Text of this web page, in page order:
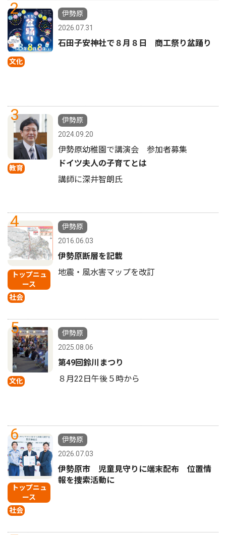
2
文化
伊勢原
2026.07.31
石田子安神社で８月８日 商工祭り盆踊り
3
教育
伊勢原
2024.09.20
伊勢原幼稚園で講演会 参加者募集
ドイツ夫人の子育てとは
講師に深井智朗氏
4
トップニュ
ース
社会
伊勢原
2016.06.03
伊勢原断層を記載
地震・風水害マップを改訂
5
文化
伊勢原
2025.08.06
第49回鈴川まつり
８月22日午後５時から
6
トップニュ
ース
社会
伊勢原
2026.07.03
伊勢原市 児童見守りに端末配布 位置情
報を捜索活動に